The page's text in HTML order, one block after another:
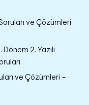
ve Çözümleri
2. Yazılı
ve Çözümleri –